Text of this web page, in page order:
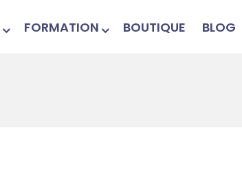
FORMATION BOUTIQUE BLOG